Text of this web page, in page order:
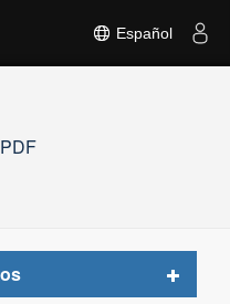
Español
Toggle